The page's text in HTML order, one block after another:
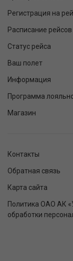
Регистрация на
Расписание рейсов
Статус рейса
Ваш полет
Информация
Программа
Магазин
Контакты
Обратная связь
Карта сайта
Политика ОАО АК
обработки